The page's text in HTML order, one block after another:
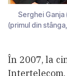
Serghei Ganja
(primul din
În 2007, la